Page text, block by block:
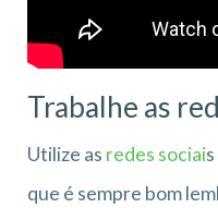
Trabalhe as
Utilize as redes sociai
que é sempre bom